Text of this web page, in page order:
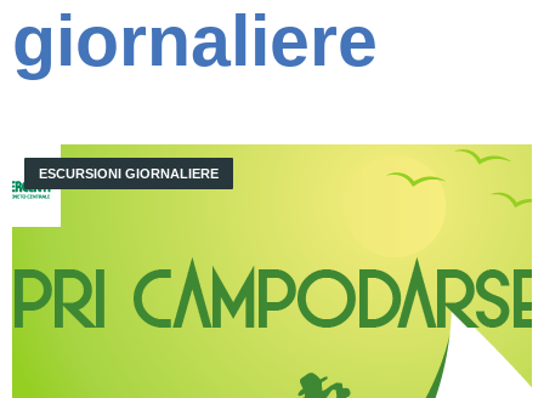
giornaliere
ESCURSIONI GIORNALIERE